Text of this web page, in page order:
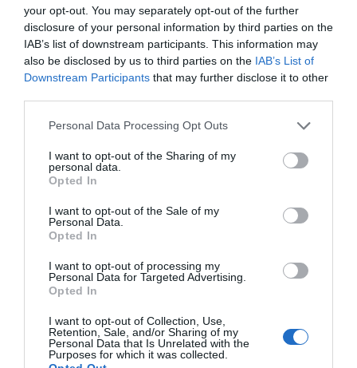
your opt-out. You may separately opt-out of the further
disclosure of your personal information by third parties on the
IAB’s list of downstream participants. This information may
also be disclosed by us to third parties on the IAB’s List of
Downstream Participants that may further disclose it to other
Personal Data Processing Opt Outs
I want to opt-out of the Sharing of my
personal data.
Opted In
I want to opt-out of the Sale of my
Personal Data.
Opted In
I want to opt-out of processing my
Personal Data for Targeted Advertising.
Opted In
I want to opt-out of Collection, Use,
Retention, Sale, and/or Sharing of my
Personal Data that Is Unrelated with the
Purposes for which it was collected.
"Este premio pertenece también a todo el equipo
humano y científico que trabaja cada día para
transformar la investigación en esperanza para miles
de personas", afirmó el Dr. Fernández Jover durante su
La filósofa del compromiso cívico
La gala distinguió también a la
Dra. Adela Cortina
Universidad de Valencia y una de las intelectuales más
influyentes del pensamiento contemporáneo español.
Su trayectoria, dedicada a la promoción de la ética, la
justicia social y los valores cívicos, fue reconocida por